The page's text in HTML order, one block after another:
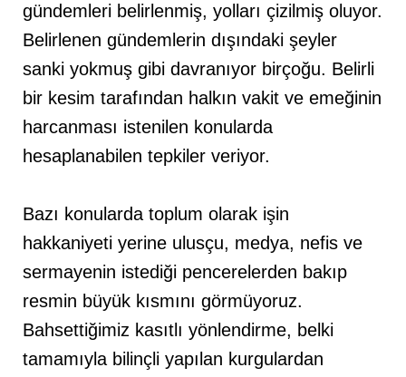
gündemleri belirlenmiş, yolları çizilmiş oluyor.
Belirlenen gündemlerin dışındaki şeyler
sanki yokmuş gibi davranıyor birçoğu. Belirli
bir kesim tarafından halkın vakit ve emeğinin
harcanması istenilen konularda
hesaplanabilen tepkiler veriyor.
Bazı konularda toplum olarak işin
hakkaniyeti yerine ulusçu, medya, nefis ve
sermayenin istediği pencerelerden bakıp
resmin büyük kısmını görmüyoruz.
Bahsettiğimiz kasıtlı yönlendirme, belki
tamamıyla bilinçli yapılan kurgulardan